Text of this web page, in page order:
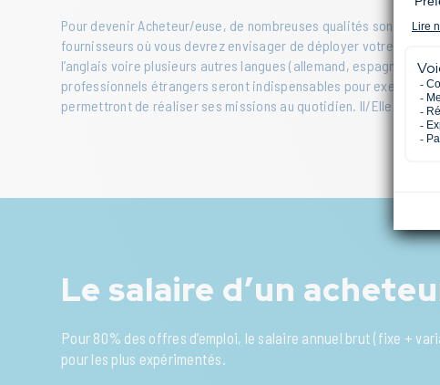
Pour devenir Acheteur/euse, de nombreuses qualités sont
fournisseurs où vous devrez envisager de déployer votre
l’anglais voire plusieurs autres langues (allemand, espagnol,
professionnels étrangers seront indispensables pour exercer
permettront de réaliser ses missions au quotidien. Il/Elle devra
Le salaire d’un
Pour 80% des offres d’emploi, le salaire annuel brut (fixe +
pour les plus expérimentés.